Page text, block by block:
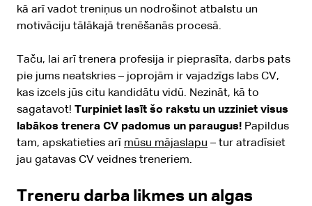
kā arī vadot treniņus un nodrošinot atbalstu un
motivāciju tālākajā trenēšanās procesā.
Taču, lai arī trenera profesija ir pieprasīta, darbs pats
pie jums neatskries – joprojām ir vajadzīgs labs CV,
kas izcels jūs citu kandidātu vidū. Nezināt, kā to
sagatavot! Turpiniet lasīt šo rakstu un uzziniet visus
labākos trenera CV padomus un paraugus! Papildus
tam, apskatieties arī mūsu mājaslapu – tur atradīsiet
jau gatavas CV veidnes treneriem.
Treneru darba likmes un algas